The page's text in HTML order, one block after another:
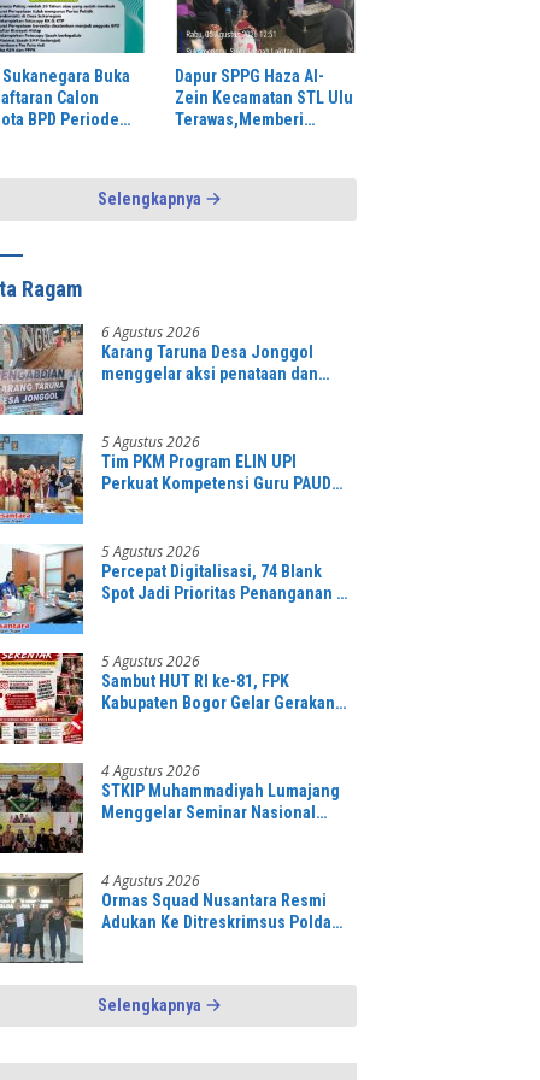
Sukanegara Buka
Calon
BPD Periode
Dapur SPPG Haza Al-
Zein Kecamatan STL Ulu
Terawas,Memberi
Selengkapnya
Ragam
6 Agustus 2026
Karang Taruna Desa Jonggol
menggelar aksi penataan dan
bentuk kepemudaan yang
bersinergi bersama sama “,karang
taruna desa Jonggol Jaya Jaya,”
5 Agustus 2026
Tim PKM Program ELIN UPI
Perkuat Kompetensi Guru PAUD
Numerasi
5 Agustus 2026
Percepat Digitalisasi, 74 Blank
Spot Jadi Prioritas Penanganan di
5 Agustus 2026
Sambut HUT RI ke-81, FPK
Kabupaten Bogor Gelar Gerakan
4 Agustus 2026
STKIP Muhammadiyah Lumajang
Menggelar Seminar Nasional
Kemajuan Pendidikan Tinggi
4 Agustus 2026
Ormas Squad Nusantara Resmi
Adukan Ke Ditreskrimsus Polda
Lumajang
Selengkapnya